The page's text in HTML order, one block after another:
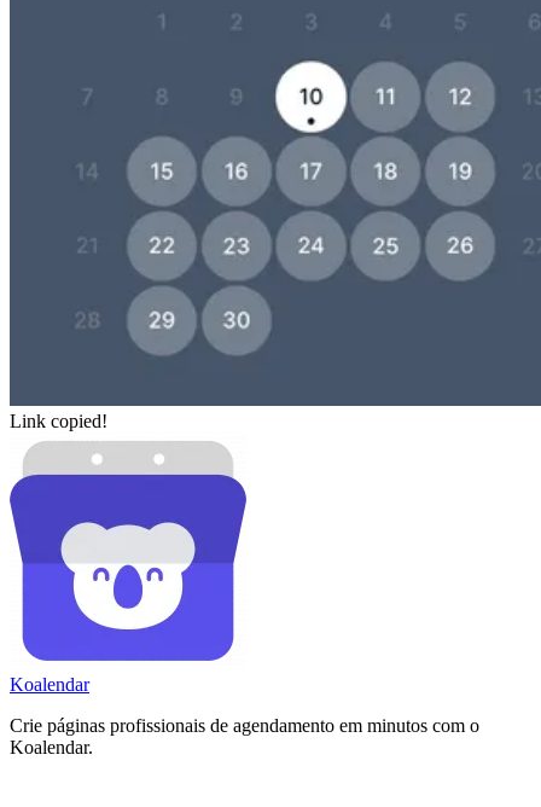
Link copied!
Koalendar
Crie páginas profissionais de agendamento em minutos com o
Koalendar.